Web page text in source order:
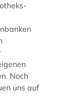
Noch
uns auf